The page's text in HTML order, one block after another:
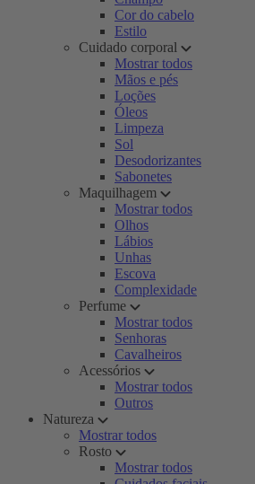
Cor do cabelo
Estilo
Cuidado corporal
Mostrar todos
Mãos e pés
Loções
Óleos
Limpeza
Sol
Desodorizantes
Sabonetes
Maquilhagem
Mostrar todos
Olhos
Lábios
Unhas
Escova
Complexidade
Perfume
Mostrar todos
Senhoras
Cavalheiros
Acessórios
Mostrar todos
Outros
Natureza
Mostrar todos
Rosto
Mostrar todos